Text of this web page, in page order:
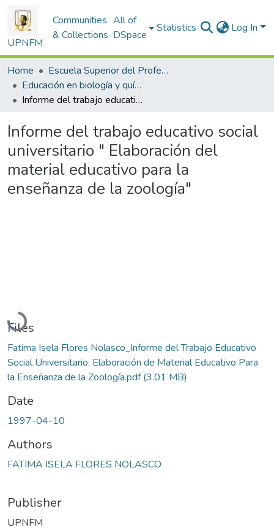
UPNFM
Communities
& Collections
All of
DSpace
Statistics Log In
Home
Escuela Superior del Profesorado
Educación en biología y química
Informe del trabajo educativo social universitario " Elaboración del material educativo para la enseñanza de la zoología"
Informe del trabajo educativo social
universitario " Elaboración del
material educativo para la
enseñanza de la zoología"
Loading...
Files
Fatima Isela Flores Nolasco_Informe del Trabajo Educativo
Social Universitario; Elaboración de Material Educativo Para
la Enseñanza de la Zoología.pdf(3.01 MB)
Date
1997-04-10
Authors
FATIMA ISELA FLORES NOLASCO
Publisher
UPNFM